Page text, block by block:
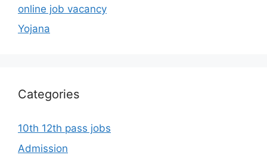
online job vacancy
Yojana
Categories
10th 12th pass jobs
Admission